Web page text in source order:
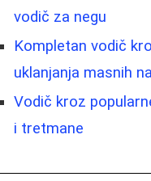
vodič za negu
Kompletan vodič
uklanjanja masnih
Vodič kroz
i tretmane